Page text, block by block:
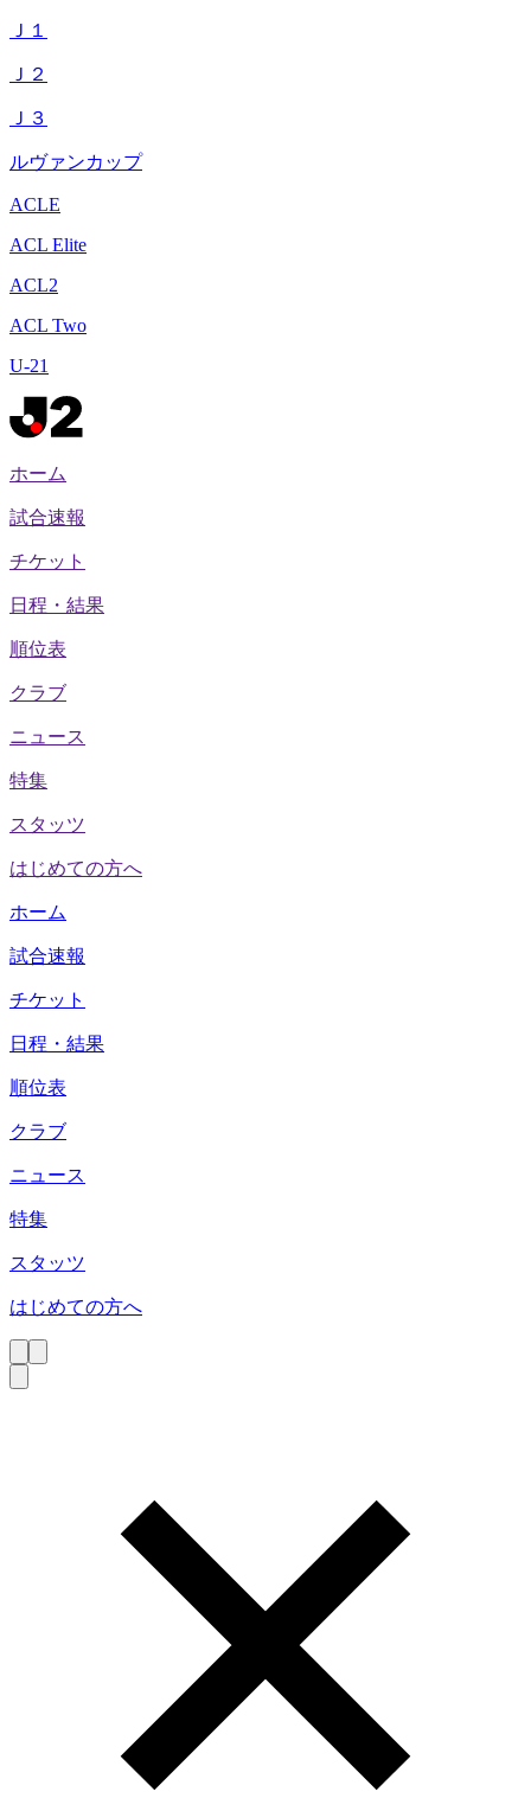
Ｊ１
Ｊ２
Ｊ３
ルヴァンカップ
ACLE
ACL Elite
ACL2
ACL Two
U-21
ホーム
試合速報
チケット
日程・結果
順位表
クラブ
ニュース
特集
スタッツ
はじめての方へ
ホーム
試合速報
チケット
日程・結果
順位表
クラブ
ニュース
特集
スタッツ
はじめての方へ